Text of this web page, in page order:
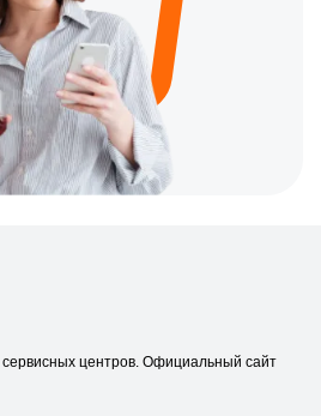
центров. Официальный сайт